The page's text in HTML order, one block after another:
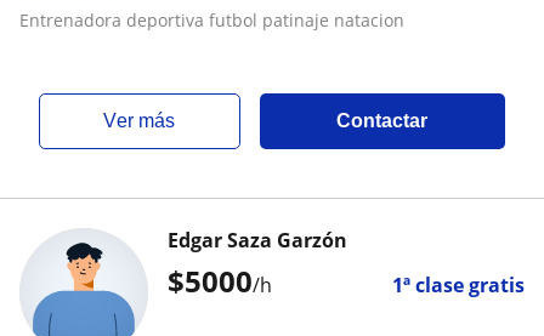
Entrenadora deportiva futbol patinaje natacion
ver más Contactar
$5000/h 1ª clase gratis
Edgar Saza Garzón